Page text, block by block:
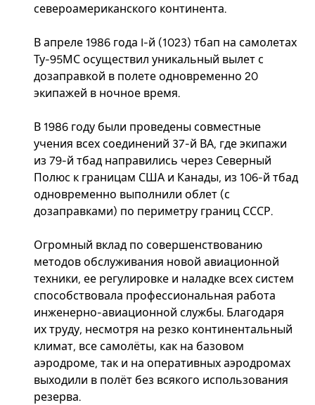
североамериканского континента.
В апреле 1986 года I-й (1023) тбап на самолетах
Ту-95МС осуществил уникальный вылет с
дозаправкой в полете одновременно 20
экипажей в ночное время.
В 1986 году были проведены совместные
учения всех соединений 37-й ВА, где экипажи
из 79-й тбад направились через Северный
Полюс к границам США и Канады, из 106-й тбад
одновременно выполнили облет (с
дозаправками) по периметру границ СССР.
Огромный вклад по совершенствованию
методов обслуживания новой авиационной
техники, ее регулировке и наладке всех систем
способствовала профессиональная работа
инженерно-авиационной службы. Благодаря
их труду, несмотря на резко континентальный
климат, все самолёты, как на базовом
аэродроме, так и на оперативных аэродромах
выходили в полёт без всякого использования
резерва.